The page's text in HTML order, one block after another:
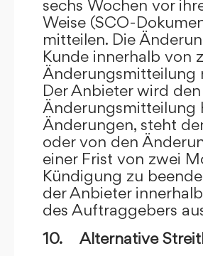
sechs Wochen vor
Weise (SCO-
mitteilen. Die
Kunde innerhalb von
Änderungsmitteilung
Der Anbieter wird
Änderungsmitteilung
Änderungen, steht
oder von den
einer Frist von zwei
Kündigung zu
der Anbieter
des Auftraggebers
10. Alternative